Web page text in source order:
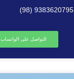
9383620795 (98)
التواصل على الواتساب